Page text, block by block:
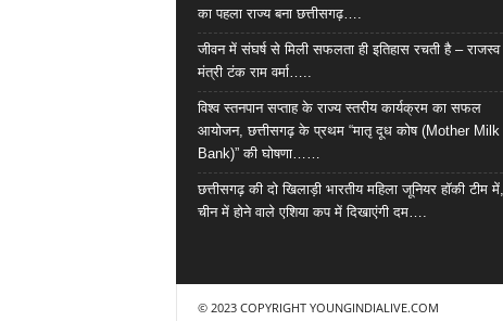
का पहला राज्य बना छत्तीसगढ़….
जीवन में संघर्ष से मिली सफलता ही इतिहास रचती है – राजस्व
मंत्री टंक राम वर्मा…..
विश्व स्तनपान सप्ताह के राज्य स्तरीय कार्यक्रम का सफल
आयोजन, छत्तीसगढ़ के प्रथम “मातृ दूध कोष (Mother Milk
Bank)” की घोषणा……
छत्तीसगढ़ की दो खिलाड़ी भारतीय महिला जूनियर हॉकी टीम में,
चीन में होने वाले एशिया कप में दिखाएंगी दम….
© 2023 COPYRIGHT YOUNGINDIALIVE.COM